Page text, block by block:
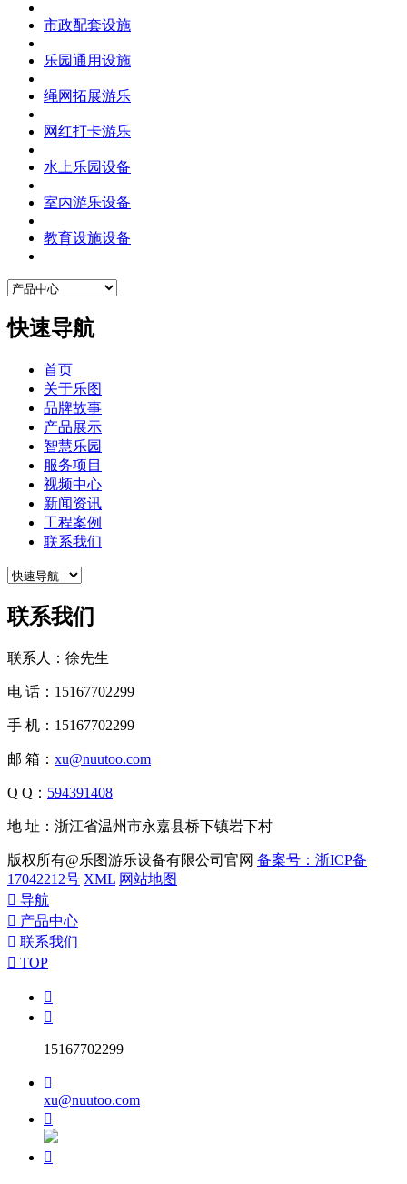
市政配套设施
乐园通用设施
绳网拓展游乐
网红打卡游乐
水上乐园设备
室内游乐设备
教育设施设备
快速导航
首页
关于乐图
品牌故事
产品展示
智慧乐园
服务项目
视频中心
新闻资讯
工程案例
联系我们
联系我们
联系人：徐先生
电 话：15167702299
手 机：15167702299
邮 箱： xu@nuutoo.com
Q Q： 594391408
地 址：浙江省温州市永嘉县桥下镇岩下村
版权所有@乐图游乐设备有限公司官网 备案号：浙ICP备
17042212号 XML 网站地图
 导航
 产品中心
 联系我们
 TOP


15167702299

xu@nuutoo.com

